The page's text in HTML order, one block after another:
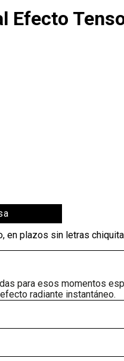
Efecto
para esos momentos
radiante instantáneo.